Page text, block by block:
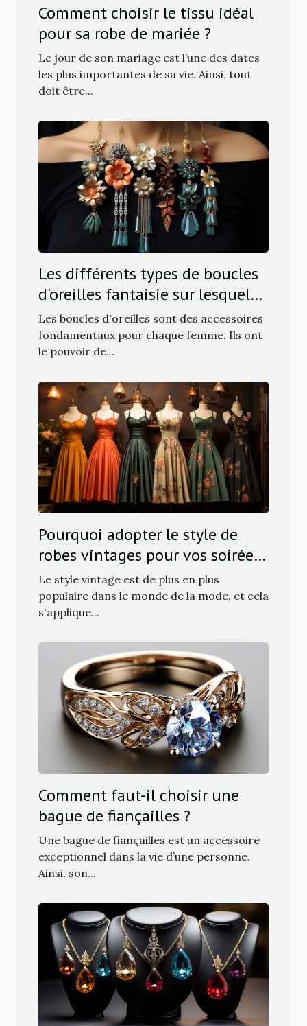
Comment choisir le tissu idéal
pour sa robe de mariée ?
Le jour de son mariage est l’une des dates
les plus importantes de sa vie. Ainsi, tout
doit être...
Les différents types de boucles
d'oreilles fantaisie sur lesquels
miser
Les boucles d'oreilles sont des accessoires
fondamentaux pour chaque femme. Ils ont
le pouvoir de...
Pourquoi adopter le style de
robes vintages pour vos soirées
?
Le style vintage est de plus en plus
populaire dans le monde de la mode, et cela
s'applique...
Comment faut-il choisir une
bague de fiançailles ?
Une bague de fiançailles est un accessoire
exceptionnel dans la vie d’une personne.
Ainsi, son...